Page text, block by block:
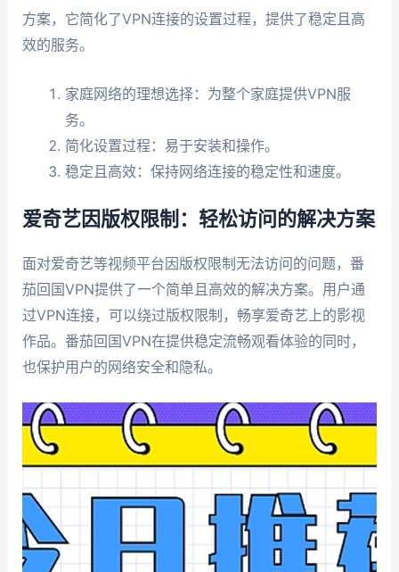
方案，它简化了VPN连接的设置过程，提供了稳定且高
效的服务。
家庭网络的理想选择：为整个家庭提供VPN服
务。
简化设置过程：易于安装和操作。
稳定且高效：保持网络连接的稳定性和速度。
爱奇艺因版权限制：轻松访问的解决方案
面对爱奇艺等视频平台因版权限制无法访问的问题，番
茄回国VPN提供了一个简单且高效的解决方案。用户通
过VPN连接，可以绕过版权限制，畅享爱奇艺上的影视
作品。番茄回国VPN在提供稳定流畅观看体验的同时，
也保护用户的网络安全和隐私。